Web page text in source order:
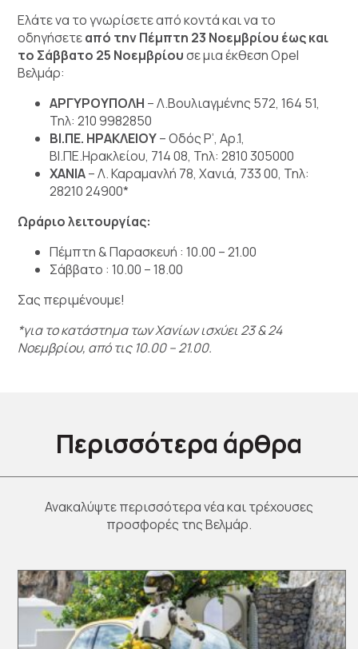
Ελάτε να το γνωρίσετε από κοντά και να το
οδηγήσετεαπό την Πέμπτη 23 Νοεμβρίου έως και
το Σάββατο 25 Νοεμβρίουσε μια έκθεση Opel
Βελμάρ:
ΑΡΓΥΡΟΥΠΟΛΗ – Λ.Βουλιαγμένης 572, 164 51,
Τηλ: 210 9982850
ΒΙ.ΠΕ. ΗΡΑΚΛΕΙΟΥ– Οδός Ρ’, Αρ.1,
ΒΙ.ΠΕ.Ηρακλείου, 714 08, Τηλ: 2810 305000
XANIA– Λ. Καραμανλή 78, Χανιά, 733 00, Τηλ:
28210 24900*
Ωράριο λειτουργίας:
Πέμπτη & Παρασκευή : 10.00 – 21.00
Σάββατο : 10.00 – 18.00
Σας περιμένουμε!
*για το κατάστημα των Χανίων ισχύει 23 & 24
Νοεμβρίου, από τις 10.00 – 21.00.
Περισσότερα άρθρα
Ανακαλύψτε περισσότερα νέα και τρέχουσες
προσφορές της Βελμάρ.